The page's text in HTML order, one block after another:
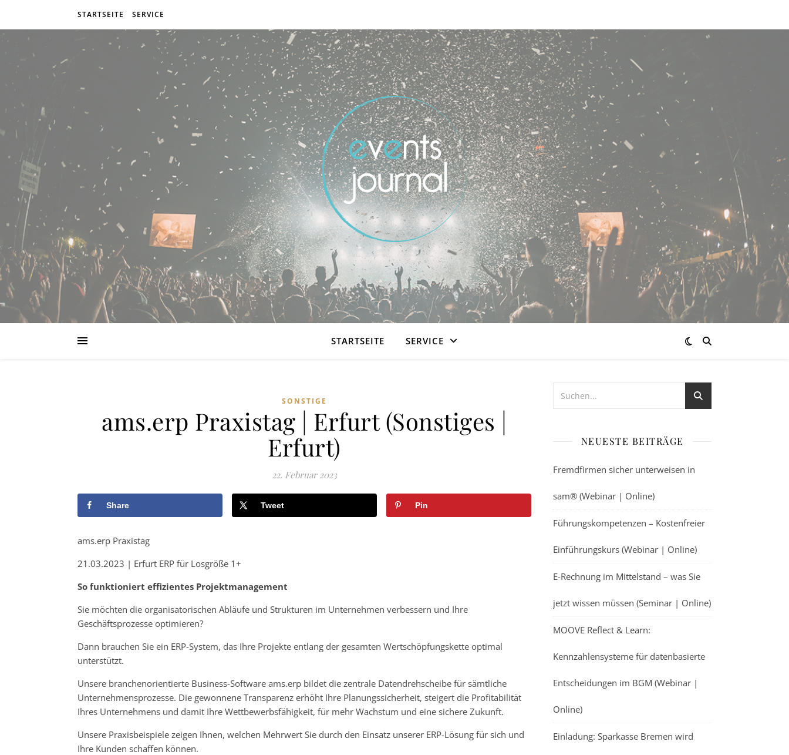
STARTSEITE SERVICE
STARTSEITE SERVICE
SONSTIGE
ams.erp Praxistag | Erfurt (Sonstiges |
Erfurt)
22. Februar 2023
Share Tweet Pin
ams.erp Praxistag
21.03.2023 | Erfurt ERP für Losgröße 1+
So funktioniert effizientes Projektmanagement
Sie möchten die organisatorischen Abläufe und Strukturen im Unternehmen verbessern und Ihre
Geschäftsprozesse optimieren?
Dann brauchen Sie ein ERP-System, das Ihre Projekte entlang der gesamten Wertschöpfungskette optimal
unterstützt.
Unsere branchenorientierte Business-Software ams.erp bildet die zentrale Datendrehscheibe für sämtliche
Unternehmensprozesse. Die gewonnene Transparenz erhöht Ihre Planungssicherheit, steigert die Profitabilität
Ihres Unternehmens und damit Ihre Wettbewerbsfähigkeit, für mehr Wachstum und eine sichere Zukunft.
Unsere Praxisbeispiele zeigen Ihnen, welchen Mehrwert Sie durch den Einsatz unserer ERP-Lösung für sich und
Ihre Kunden schaffen können.
NEUESTE BEITRÄGE
Fremdfirmen sicher unterweisen in
sam® (Webinar | Online)
Führungskompetenzen – Kostenfreier
Einführungskurs (Webinar | Online)
E-Rechnung im Mittelstand – was Sie
jetzt wissen müssen (Seminar | Online)
MOOVE Reflect & Learn:
Kennzahlensysteme für datenbasierte
Entscheidungen im BGM (Webinar |
Online)
Einladung: Sparkasse Bremen wird